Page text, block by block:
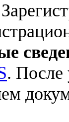
. После